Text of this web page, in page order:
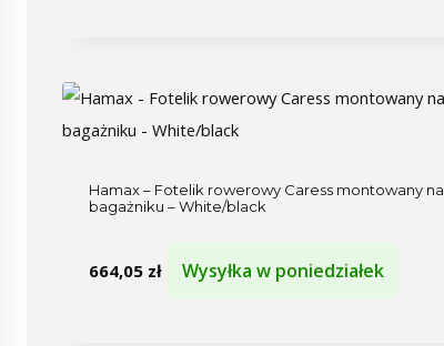
Hamax – Fotelik rowerowy Caress montowany na
bagażniku – White/black
664,05 zł Wysyłka w poniedziałek